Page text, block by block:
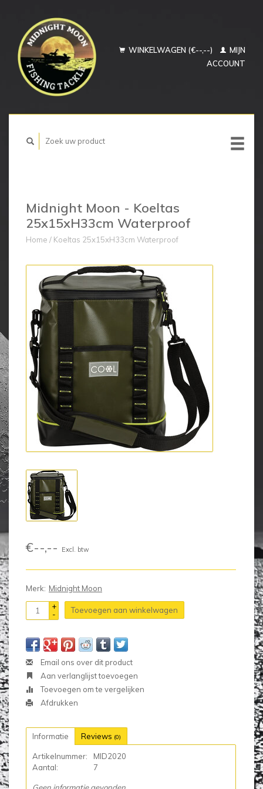
WINKELWAGEN (€--,--)
MIJN
ACCOUNT
Midnight Moon - Koeltas
25x15xH33cm Waterproof
Home / Koeltas 25x15xH33cm Waterproof
€--,-- Excl. btw
Merk: Midnight Moon
+
-
Toevoegen aan winkelwagen
Email ons over dit product
Aan verlanglijst toevoegen
Toevoegen om te vergelijken
Afdrukken
Informatie Reviews (0)
Artikelnummer:
MID2020
Aantal:
7